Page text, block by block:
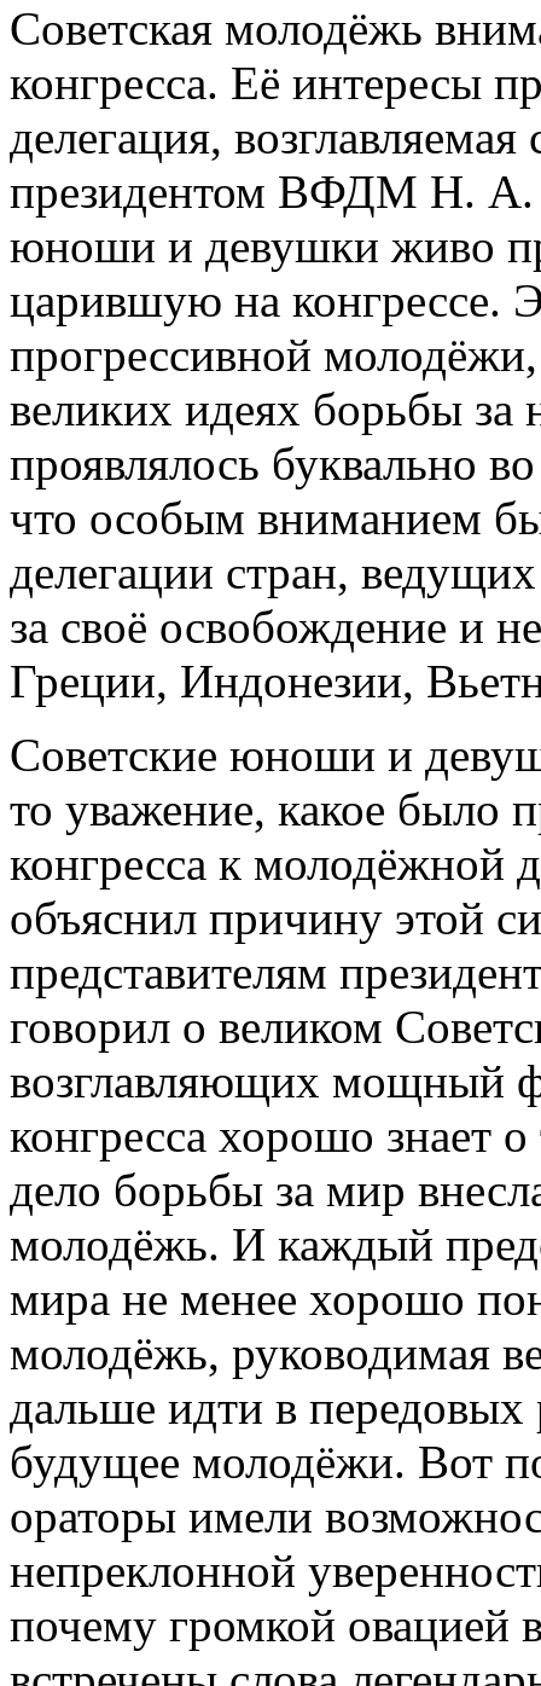
Советская молодёжь
конгресса. Её интересы
делегация,
президентом ВФДМ Н. А.
юноши и девушки живо
царившую на конгрессе.
прогрессивной
великих идеях борьбы за
проявлялось буквально
что особым вниманием
делегации стран,
за своё освобождение и
Греции, Индонезии,
Советские юноши и
то уважение, какое было
конгресса к
объяснил причину этой
представителям
говорил о великом
возглавляющих мощный
конгресса хорошо знает
дело борьбы за мир
молодёжь. И каждый
мира не менее хорошо
молодёжь, руководимая
дальше идти в передовых
будущее молодёжи. Вот
ораторы имели
непреклонной
почему громкой овацией